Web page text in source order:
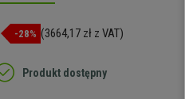
-28% (3664,17 zł z VAT)
Produkt dostępny